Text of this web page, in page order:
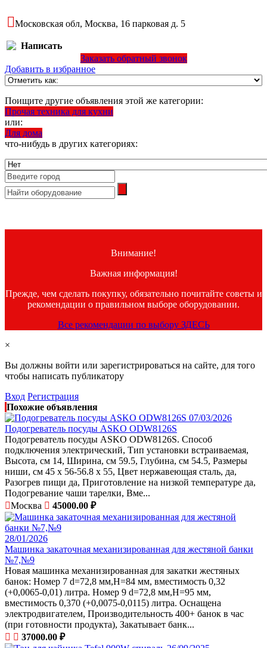
Московская обл, Москва, 16 парковая д. 5
Написать
Заказать обратный звонок
Добавить в избранное
Поищите другие объявления этой же категории:
Прочая техника для кухни
или:
Для дома
что-нибудь в других категориях:
Внимание!
Важная информация!
Прежде, чем сделать покупку, обязательно почитайте советы и
рекомендации о правильном выборе оборудовании.
Все рекомендации по выбору ЗДЕСЬ
×
Вы должны войти или зарегистрироваться на сайте, для того
чтобы написать публикатору
Вход Регистрация
Похожие объявления
07/03/2026
Подогреватель посуды ASKO ODW8126S
Подогреватель посуды ASKO ODW8126S. Способ
подключения электрический, Тип установки встраиваемая,
Высота, см 14, Ширина, см 59.5, Глубина, см 54.5, Размеры
ниши, см 45 х 56-56.8 х 55, Цвет нержавеющая сталь, да,
Разогрев пищи да, Приготовление на низкой температуре да,
Подогревание чаши тарелки, Вме...
Москва
45000.00 ₽
28/01/2026
Машинка закаточная механизированная для жестяной банки
№7,№9
Новая машинка механизированная для закатки жестяных
банок: Номер 7 d=72,8 мм,H=84 мм, вместимость 0,32
(+0,0065-0,01) литра. Номер 9 d=72,8 мм,H=95 мм,
вместимость 0,370 (+0,0075-0,0115) литра. Оснащена
электродвигателем, Производительность 400+ банок в час
(при готовности продукта), Закатывает банк...
37000.00 ₽